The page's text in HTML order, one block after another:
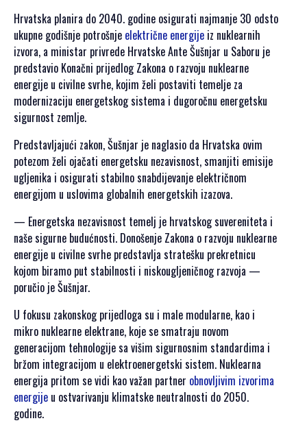
AKREDITACIJA
MEDIJA
VIZUALI ZA
ŠTAMPU
SPONZORSTVO
POKROVITELJI I
SPONZORI SET
2026
POKROVITELJI I
SPONZORI SET
POKROVITELJI I
SPONZORI SET
2024
POKROVITELJI I
SPONZORI SET
2023
POKROVITELJI I
SPONZORI SET
2022
POKROVITELJI I
SPONZORI SET
2021
Hrvatska planira do 2040. godine osigurati najmanje 30 odsto
ukupne godišnje potrošnje električne energije iz nuklearnih
izvora, a ministar privrede HrvatskeAnte Šušnjar u Saboru je
predstavio Konačni prijedlog Zakona o razvoju nuklearne
energije u civilne svrhe, kojim želi postaviti temelje za
modernizaciju energetskog sistema i dugoročnu energetsku
sigurnost zemlje.
Predstavljajući zakon, Šušnjar je naglasio da Hrvatska ovim
potezom želi ojačati energetsku nezavisnost, smanjiti emisije
ugljenika i osigurati stabilno snabdijevanje električnom
energijom u uslovima globalnih energetskih izazova.
— Energetska nezavisnost temelj je hrvatskog suvereniteta i
naše sigurne budućnosti. Donošenje Zakona o razvoju nuklearne
energije u civilne svrhe predstavlja stratešku prekretnicu
kojom biramo put stabilnosti i niskougljeničnog razvoja —
poručio je Šušnjar.
U fokusu zakonskog prijedloga su i male modularne, kao i
mikro nuklearne elektrane, koje se smatraju novom
generacijom tehnologije sa višim sigurnosnim standardima i
bržom integracijom u elektroenergetski sistem. Nuklearna
energija pritom se vidi kao važan partner obnovljivim izvorima
energije u ostvarivanju klimatske neutralnosti do 2050.
godine.